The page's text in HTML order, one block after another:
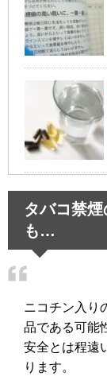
タバコ禁
も…
ニコチン入り
品である可能
安全とは程遠
ります。